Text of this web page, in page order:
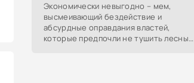
Экономически невыгодно – мем,
высмеивающий бездействие и
абсурдные оправдания властей,
которые предпочли не тушить лесные